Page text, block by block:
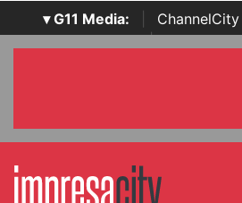
▾ G11 Media: ChannelCity
SecurityOpenLab | Italian